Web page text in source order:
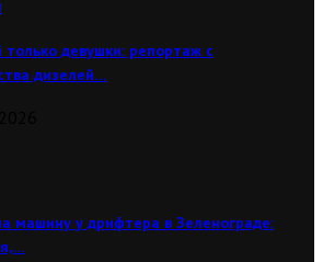
только девушки: репортаж с
дизелей…
машину у дрифтера в Зеленограде: